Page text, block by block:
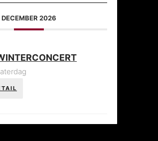
DECEMBER 2026